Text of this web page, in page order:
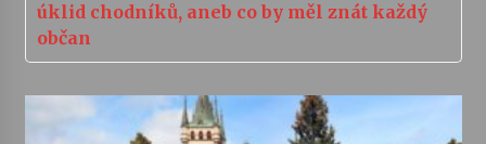
úklid chodníků, aneb co by měl znát každý
občan